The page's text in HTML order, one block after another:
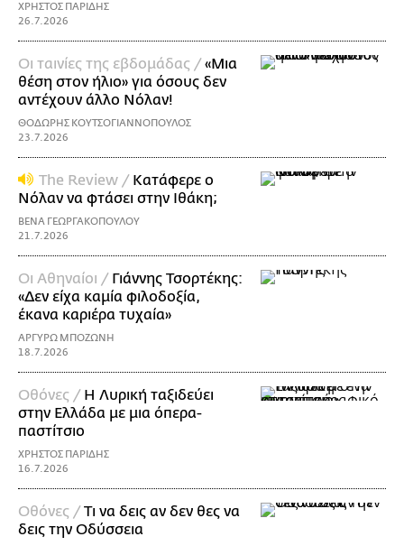
ΧΡΗΣΤΟΣ ΠΑΡΙΔΗΣ
26.7.2026
Οι ταινίες της εβδομάδας /«Μια
θέση στον ήλιο» για όσους δεν
αντέχουν άλλο Νόλαν!
ΘΟΔΩΡΗΣ ΚΟΥΤΣΟΓΙΑΝΝΟΠΟΥΛΟΣ
23.7.2026
The Review / Κατάφερε ο
Νόλαν να φτάσει στην Ιθάκη;
ΒΕΝΑ ΓΕΩΡΓΑΚΟΠΟΥΛΟΥ
21.7.2026
Οι Αθηναίοι / Γιάννης Τσορτέκης:
«Δεν είχα καμία φιλοδοξία,
έκανα καριέρα τυχαία»
ΑΡΓΥΡΩ ΜΠΟΖΩΝΗ
18.7.2026
Οθόνες / Η Λυρική ταξιδεύει
στην Ελλάδα με μια όπερα-
παστίτσιο
ΧΡΗΣΤΟΣ ΠΑΡΙΔΗΣ
16.7.2026
Οθόνες /Τι να δεις αν δεν θες να
δεις την Οδύσσεια